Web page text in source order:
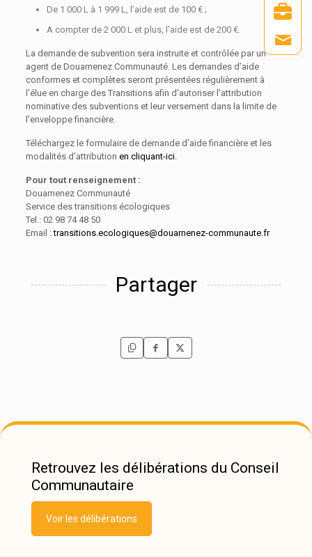
De 1 000 L à 1 999 L, l’aide est de 100 € ;
A compter de 2 000 L et plus, l’aide est de 200 €.
La demande de subvention sera instruite et contrôlée par un
agent de Douarnenez Communauté. Les demandes d’aide
conformes et complètes seront présentées régulièrement à
l’élue en charge des Transitions afin d’autoriser l’attribution
nominative des subventions et leur versement dans la limite de
l’enveloppe financière.
Téléchargez le formulaire de demande d’aide financière et les
modalités d’attribution en cliquant-ici.
Pour tout renseignement :
Douarnenez Communauté
Service des transitions écologiques
Tel.: 02 98 74 48 50
Email :transitions.ecologiques@douarnenez-communaute.fr
Partager
Retrouvez les délibérations du Conseil
Communautaire
Voir les délibérations